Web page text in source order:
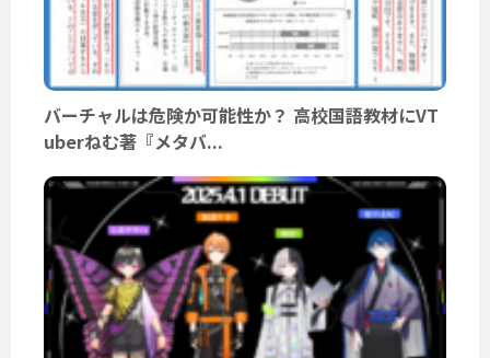
バーチャルは危険か可能性か？ 高校国語教材にVT
uberねむ著『メタバ...